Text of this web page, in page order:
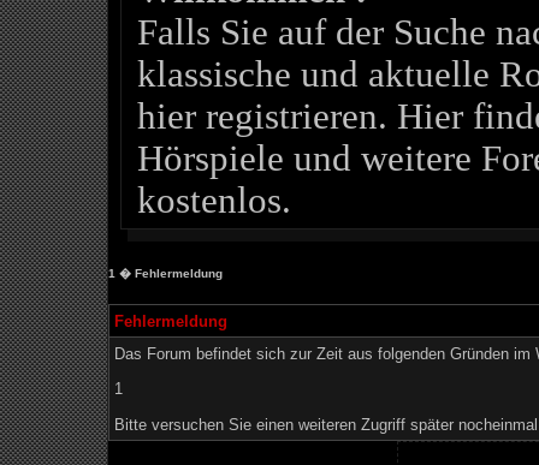
Falls Sie auf der Suche
klassische und aktuelle
hier registrieren. Hier
Hörspiele und weitere
kostenlos.
1 � Fehlermeldung
Fehlermeldung
Das Forum befindet sich zur Zeit aus folgenden Gründen im
1
Bitte versuchen Sie einen weiteren Zugriff später